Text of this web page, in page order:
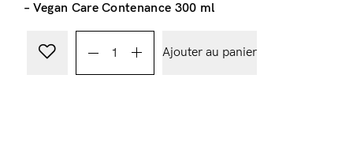
– Vegan Care Contenance 300 ml
Ajouter au panier